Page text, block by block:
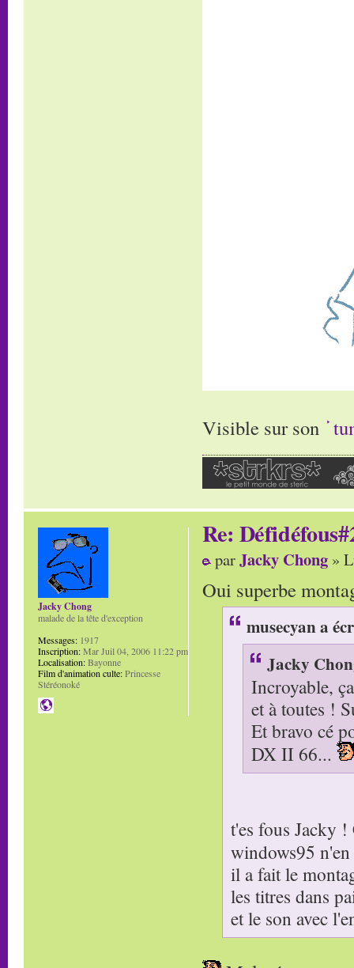
Visible sur son
Re:
parJacky Chong »
Oui superbe
musecyan a
Jacky
Incroyable,
et à toutes !
Et bravo cé
DX II 66...
t'es fous Jacky !
windows95
il a fait le
les titres dans
et le son avec
Jacky Chong
malade de la tête d'exception
Messages: 1917
Inscription:Mar Juil 04, 2006 11:22 pm
Localisation:Bayonne
Film d'animation culte:Princesse
Stéréonoké